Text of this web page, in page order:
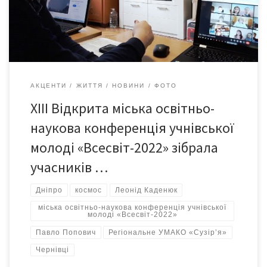
польоту в космос першого космонавта-українця Павла
Романовича Поповича. У фінальному етапі беруть участь 33
учасники з навчальних закладів, позашкільних […]
АКЦЕНТИ ЖИТТЯ НОВИНИ ФОТО
XІII Відкрита міська освітньо-
наукова конференція учнівської
молоді «Всесвіт-2022» зібрала
учасників …
Дніпро космос Леонід Каденюк
міська освітньо-наукова конференція учнівської
молоді «Всесвіт-2022»
Павло Попович Регіональне УМАКО «Сузір’я»
Чернівці